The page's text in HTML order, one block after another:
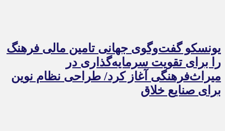
یونسکو گفت‌وگوی جهانی تامین مالی فرهنگ
را برای تقویت سرمایه‌گذاری در
میراث‌فرهنگی آغاز کرد/ طراحی نظام نوین
برای صنایع خلاق